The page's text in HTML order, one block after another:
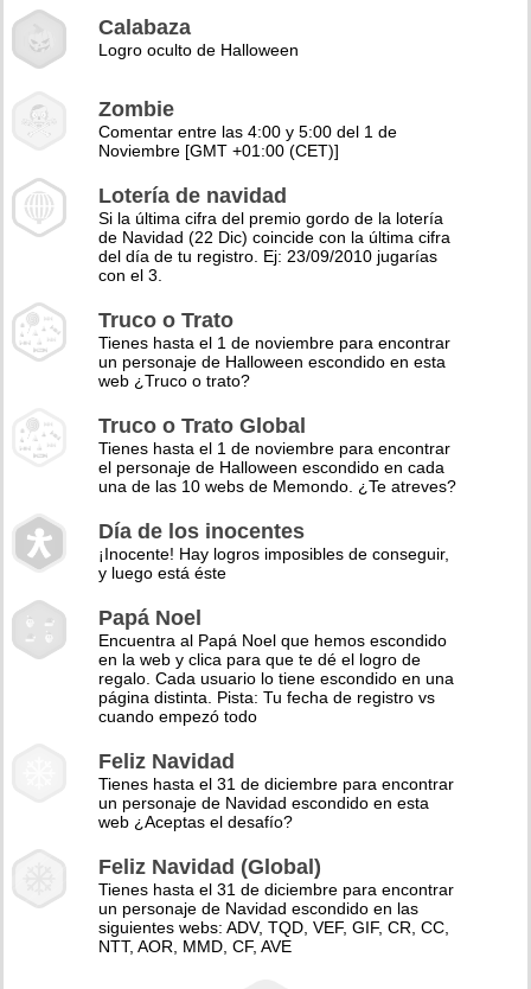
Calabaza
Logro oculto de Halloween
Zombie
Comentar entre las 4:00 y 5:00 del 1 de
Noviembre [GMT +01:00 (CET)]
Lotería de navidad
Si la última cifra del premio gordo de la lotería
de Navidad (22 Dic) coincide con la última cifra
del día de tu registro. Ej: 23/09/2010 jugarías
con el 3.
Truco o Trato
Tienes hasta el 1 de noviembre para encontrar
un personaje de Halloween escondido en esta
web ¿Truco o trato?
Truco o Trato Global
Tienes hasta el 1 de noviembre para encontrar
el personaje de Halloween escondido en cada
una de las 10 webs de Memondo. ¿Te atreves?
Día de los inocentes
¡Inocente! Hay logros imposibles de conseguir,
y luego está éste
Papá Noel
Encuentra al Papá Noel que hemos escondido
en la web y clica para que te dé el logro de
regalo. Cada usuario lo tiene escondido en una
página distinta. Pista: Tu fecha de registro vs
cuando empezó todo
Feliz Navidad
Tienes hasta el 31 de diciembre para encontrar
un personaje de Navidad escondido en esta
web ¿Aceptas el desafío?
Feliz Navidad (Global)
Tienes hasta el 31 de diciembre para encontrar
un personaje de Navidad escondido en las
siguientes webs: ADV, TQD, VEF, GIF, CR, CC,
NTT, AOR, MMD, CF, AVE